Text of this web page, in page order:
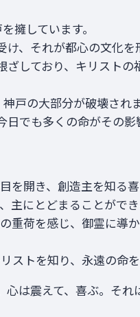
擁しています。
、それが都心の文化を
しており、キリスト
戸の大部分が破壊され
でも多くの命がその影
開き、創造主を知る
主にとどまることができ
重荷を感じ、御霊に導
ストを知り、永遠の命
は震えて、喜ぶ。そ